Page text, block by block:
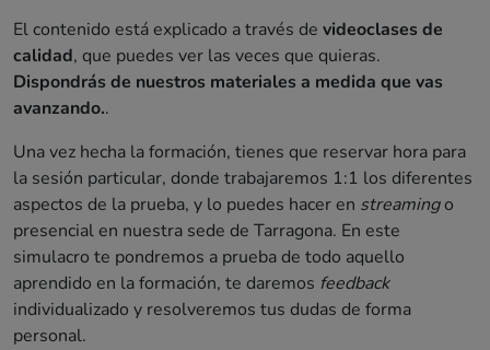
El contenido está explicado a través de videoclases de
calidad, que puedes ver las veces que quieras.
Dispondrás de nuestros materiales a medida que vas
avanzando..
Una vez hecha la formación, tienes que reservar hora para
la sesión particular, donde trabajaremos 1:1 los diferentes
aspectos de la prueba, y lo puedes hacer en streamingo
presencial en nuestra sede de Tarragona. En este
simulacro te pondremos a prueba de todo aquello
aprendido en la formación, te daremos feedback
individualizado y resolveremos tus dudas de forma
personal.